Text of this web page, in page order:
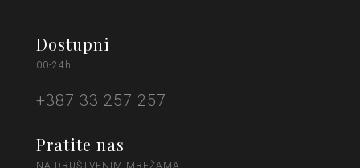
Dostupni
00-24h
+387 33 257 257
Pratite nas